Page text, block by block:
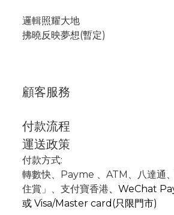
邏輯照耀大地
拂曉反映夢想(暫定)
顧客服務
付款流程
運送政策
付款方式:
轉數快、Payme 、 ATM 、
八達通
住賞」 、支付寶香港、 WeChat
或 Visa/Master card(只限門市)